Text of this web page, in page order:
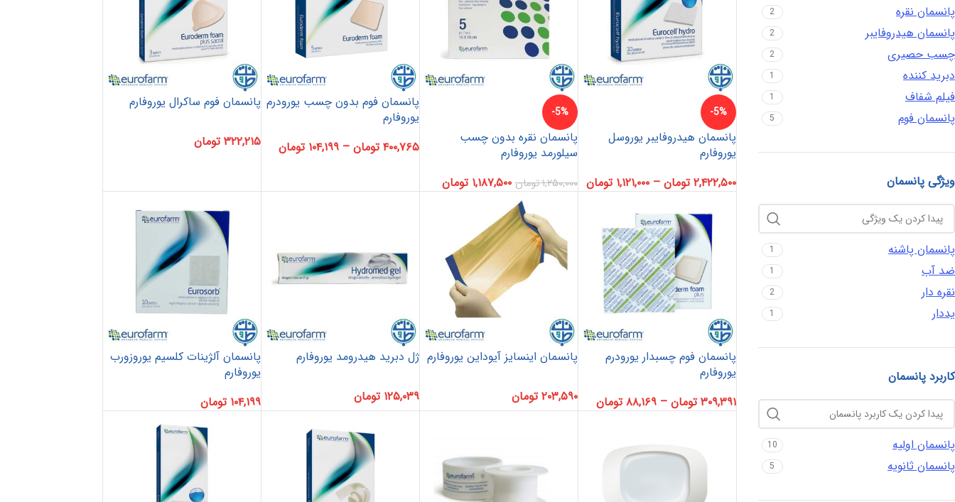
پانسمان نقره 2
پانسمان هیدروفایبر 2
چسب حصیری 2
دبرید کننده 1
فیلم شفاف 1
پانسمان فوم 5
ویژگی پانسمان
پانسمان پاشنه 1
ضد آب 1
نقره دار 2
یددار 1
کاربرد پانسمان
پانسمان اولیه 10
پانسمان ثانویه 5
-5%
پانسمان هیدروفایبر یوروسل
یوروفارم
۲,۴۲۲,۵۰۰ تومان – ۱,۱۲۱,۰۰۰ تومان
-5%
پانسمان نقره بدون چسب
سیلورمد یوروفارم
۱,۲۵۰,۰۰۰تومان ۱,۱۸۷,۵۰۰ تومان
پانسمان فوم بدون چسب یورودرم
یوروفارم
۴۰۰,۷۶۵ تومان – ۱۰۴,۱۹۹ تومان
پانسمان فوم ساکرال یوروفارم
۳۲۲,۲۱۵ تومان
پانسمان فوم چسبدار یورودرم
یوروفارم
۳۰۹,۳۹۱ تومان – ۸۸,۱۶۹ تومان
پانسمان اینسایز آیوداین یوروفارم
۲۰۳,۵۹۰ تومان
ژل دبرید هیدرومد یوروفارم
۱۲۵,۰۳۹ تومان
پانسمان آلژینات کلسیم یوروزورب
یوروفارم
۱۰۴,۱۹۹ تومان